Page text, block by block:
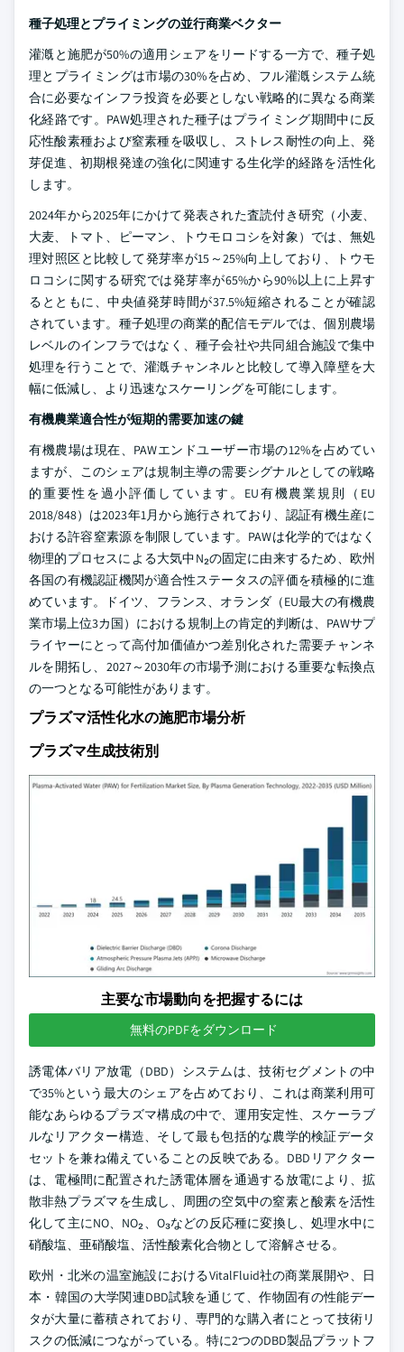
種子処理とプライミングの並行商業ベクター
灌漑と施肥が50%の適用シェアをリードする一方で、種子処
理とプライミングは市場の30%を占め、フル灌漑システム統
合に必要なインフラ投資を必要としない戦略的に異なる商業
化経路です。PAW処理された種子はプライミング期間中に反
応性酸素種および窒素種を吸収し、ストレス耐性の向上、発
芽促進、初期根発達の強化に関連する生化学的経路を活性化
します。
2024年から2025年にかけて発表された査読付き研究（小麦、
大麦、トマト、ピーマン、トウモロコシを対象）では、無処
理対照区と比較して発芽率が15～25%向上しており、トウモ
ロコシに関する研究では発芽率が65%から90%以上に上昇す
るとともに、中央値発芽時間が37.5%短縮されることが確認
されています。種子処理の商業的配信モデルでは、個別農場
レベルのインフラではなく、種子会社や共同組合施設で集中
処理を行うことで、灌漑チャンネルと比較して導入障壁を大
幅に低減し、より迅速なスケーリングを可能にします。
有機農業適合性が短期的需要加速の鍵
有機農場は現在、PAWエンドユーザー市場の12%を占めてい
ますが、このシェアは規制主導の需要シグナルとしての戦略
的重要性を過小評価しています。EU有機農業規則（EU
2018/848）は2023年1月から施行されており、認証有機生産に
おける許容窒素源を制限しています。PAWは化学的ではなく
物理的プロセスによる大気中N₂の固定に由来するため、欧州
各国の有機認証機関が適合性ステータスの評価を積極的に進
めています。ドイツ、フランス、オランダ（EU最大の有機農
業市場上位3カ国）における規制上の肯定的判断は、PAWサプ
ライヤーにとって高付加価値かつ差別化された需要チャンネ
ルを開拓し、2027～2030年の市場予測における重要な転換点
の一つとなる可能性があります。
プラズマ活性化水の施肥市場分析
プラズマ生成技術別
主要な市場動向を把握するには
無料のPDFをダウンロード
誘電体バリア放電（DBD）システムは、技術セグメントの中
で35%という最大のシェアを占めており、これは商業利用可
能なあらゆるプラズマ構成の中で、運用安定性、スケーラブ
ルなリアクター構造、そして最も包括的な農学的検証データ
セットを兼ね備えていることの反映である。DBDリアクター
は、電極間に配置された誘電体層を通過する放電により、拡
散非熱プラズマを生成し、周囲の空気中の窒素と酸素を活性
化して主にNO、NO₂、O₃などの反応種に変換し、処理水中に
硝酸塩、亜硝酸塩、活性酸素化合物として溶解させる。
欧州・北米の温室施設におけるVitalFluid社の商業展開や、日
本・韓国の大学関連DBD試験を通じて、作物固有の性能デー
タが大量に蓄積されており、専門的な購入者にとって技術リ
スクの低減につながっている。特に2つのDBD製品プラットフ